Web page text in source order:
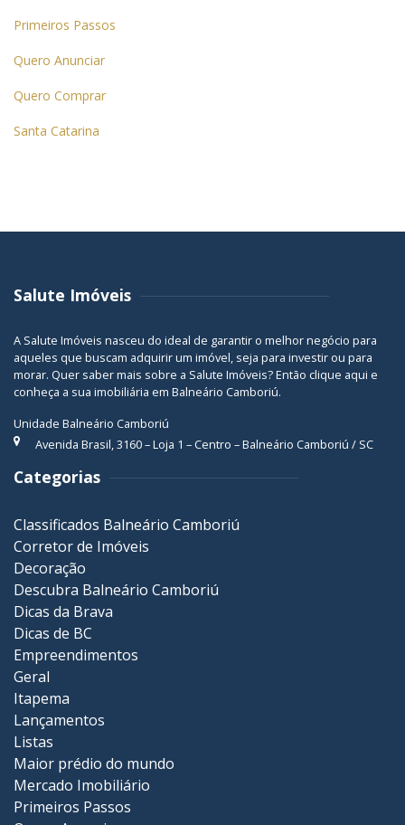
Primeiros Passos
Quero Anunciar
Quero Comprar
Santa Catarina
Salute Imóveis
A Salute Imóveis nasceu do ideal de garantir o melhor negócio para
aqueles que buscam adquirir um imóvel, seja para investir ou para
morar. Quer saber mais sobre a Salute Imóveis? Então clique aqui e
conheça a sua imobiliária em Balneário Camboriú.
Unidade Balneário Camboriú
Avenida Brasil, 3160 – Loja 1 – Centro – Balneário Camboriú / SC
Categorias
Classificados Balneário Camboriú
Corretor de Imóveis
Decoração
Descubra Balneário Camboriú
Dicas da Brava
Dicas de BC
Empreendimentos
Geral
Itapema
Lançamentos
Listas
Maior prédio do mundo
Mercado Imobiliário
Primeiros Passos